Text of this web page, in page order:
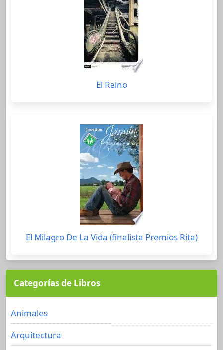
El Reino
El Milagro De La Vida (finalista Premios Rita)
Categorías de Libros
Animales
Arquitectura